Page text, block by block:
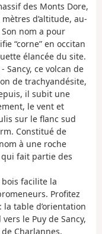
des Monts Dore,
d’altitude, au-
nom a pour
“corne” en occitan
élancée du site.
Sancy, ce volcan de
de trachyandésite,
il subit une
le vent et
sur le flanc sud
Constitué de
à une roche
fait partie des
facilite la
Profitez
table d’orientation
le Puy de Sancy,
Charlannes.